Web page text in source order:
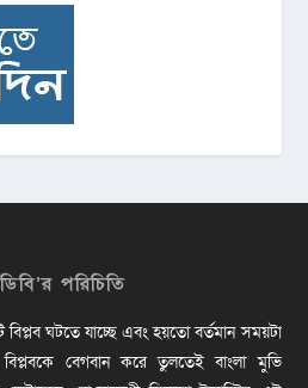
পরিচিতি
বিপ্লব ঘটতে যাচ্ছে এবং হয়তো বর্তমান সময়টা
বেগবান করে তুলতেই বাংলা মুভি